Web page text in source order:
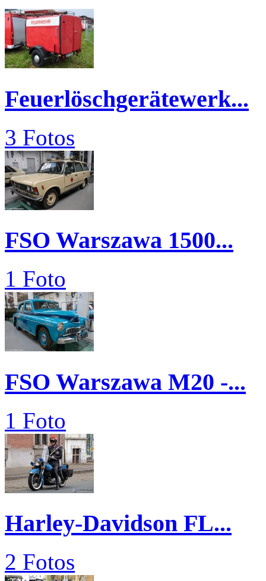
Feuerlöschgerätewerk...
3 Fotos
FSO Warszawa 1500...
1 Foto
FSO Warszawa M20 -...
1 Foto
Harley-Davidson FL...
2 Fotos